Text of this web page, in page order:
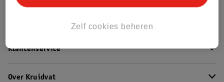
Klantenservice
Over Kruidvat
Zelf cookies beheren